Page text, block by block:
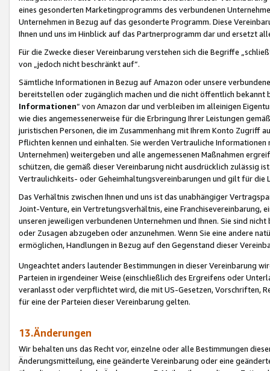
eines gesonderten Marketingprogramms des verbundenen
Unternehmen in Bezug auf das gesonderte Programm. Diese
Ihnen und uns im Hinblick auf das Partnerprogramm dar und ersetzt
Für die Zwecke dieser Vereinbarung verstehen sich die Begriffe
von „jedoch nicht beschränkt auf“.
Sämtliche Informationen in Bezug auf Amazon oder unsere
bereitstellen oder zugänglich machen und die nicht öffentlich
Informationen“ von Amazon dar und verbleiben im alleinigen
wie dies angemessenerweise für die Erbringung Ihrer Leistungen
juristischen Personen, die im Zusammenhang mit Ihrem Konto
Pflichten kennen und einhalten. Sie werden Vertrauliche
Unternehmen) weitergeben und alle angemessenen Maßnahmen
schützen, die gemäß dieser Vereinbarung nicht ausdrücklich zulässig
Vertraulichkeits- oder Geheimhaltungsvereinbarungen und gilt für die
Das Verhältnis zwischen Ihnen und uns ist das unabhängiger
Joint-Venture, ein Vertretungsverhältnis, eine Franchisevereinbarung,
unseren jeweiligen verbundenen Unternehmen und Ihnen. Sie sind
oder Zusagen abzugeben oder anzunehmen. Wenn Sie eine andere
ermöglichen, Handlungen in Bezug auf den Gegenstand dieser
Ungeachtet anders lautender Bestimmungen in dieser Vereinbarung
Parteien in irgendeiner Weise (einschließlich des Ergreifens oder
veranlasst oder verpflichtet wird, die mit US-Gesetzen, Vorschriften,
für eine der Parteien dieser Vereinbarung gelten.
13.Änderungen
Wir behalten uns das Recht vor, einzelne oder alle Bestimmungen
Änderungsmitteilung, eine geänderte Vereinbarung oder eine